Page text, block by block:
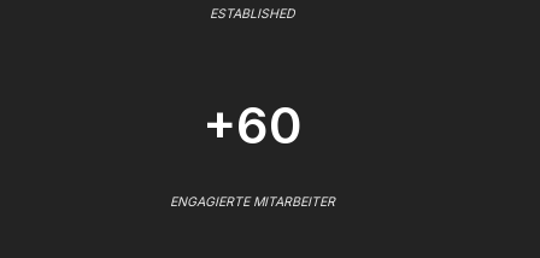
ESTABLISHED
+60
ENGAGIERTE MITARBEITER